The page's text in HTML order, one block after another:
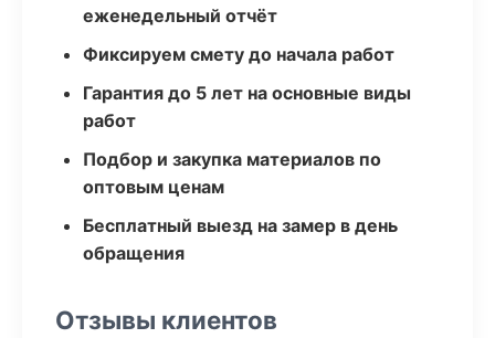
еженедельный отчёт
Фиксируем смету до начала работ
Гарантия до 5 лет на основные виды
работ
Подбор и закупка материалов по
оптовым ценам
Бесплатный выезд на замер в день
обращения
Отзывы клиентов